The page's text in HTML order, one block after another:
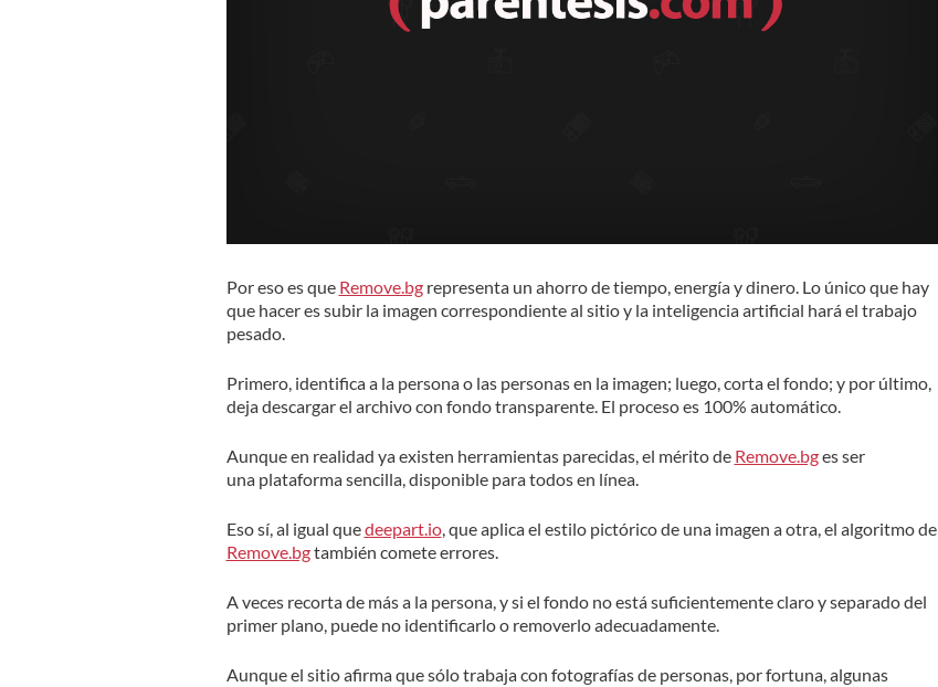
Por eso es que Remove.bgrepresenta un ahorro de tiempo, energía y dinero. Lo único que hay
que hacer es subir la imagen correspondiente al sitio y la inteligencia artificial hará el trabajo
pesado.
Primero, identifica a la persona o las personas en la imagen; luego, corta el fondo; y por último,
deja descargar el archivo con fondo transparente. El proceso es 100% automático.
Aunque en realidad ya existen herramientas parecidas, el mérito de Remove.bges ser
una plataforma sencilla, disponible para todos en línea.
Eso sí, al igual quedeepart.io, que aplica el estilo pictórico de una imagen a otra, el algoritmo de
Remove.bgtambién comete errores.
A veces recorta de más a la persona, y si el fondo no está suficientemente claro y separado del
primer plano, puede no identificarlo o removerlo adecuadamente.
Aunque el sitio afirma que sólo trabaja con fotografías de personas, por fortuna, algunas